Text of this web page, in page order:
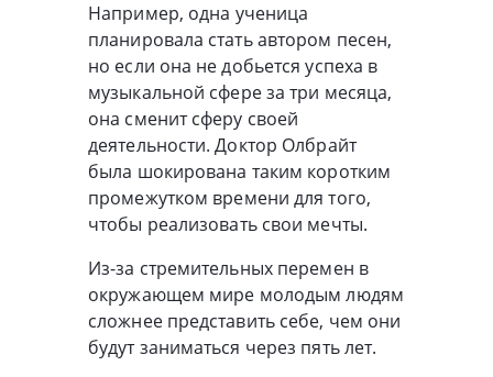
Например, одна ученица
планировала стать автором песен,
но если она не добьется успеха в
музыкальной сфере за три месяца,
она сменит сферу своей
деятельности. Доктор Олбрайт
была шокирована таким коротким
промежутком времени для того,
чтобы реализовать свои мечты.
Из-за стремительных перемен в
окружающем мире молодым людям
сложнее представить себе, чем они
будут заниматься через пять лет.